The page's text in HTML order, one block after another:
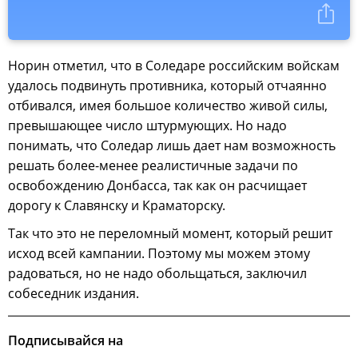
Норин отметил, что в Соледаре российским войскам
удалось подвинуть противника, который отчаянно
отбивался, имея большое количество живой силы,
превышающее число штурмующих. Но надо
понимать, что Соледар лишь дает нам возможность
решать более-менее реалистичные задачи по
освобождению Донбасса, так как он расчищает
дорогу к Славянску и Краматорску.
Так что это не переломный момент, который решит
исход всей кампании. Поэтому мы можем этому
радоваться, но не надо обольщаться, заключил
собеседник издания.
Подписывайся на